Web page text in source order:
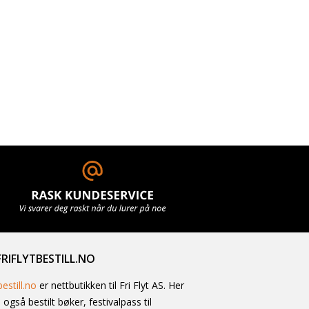
er nettbutikken til Fri Flyt AS. Her
også bestilt bøker, festivalpass til